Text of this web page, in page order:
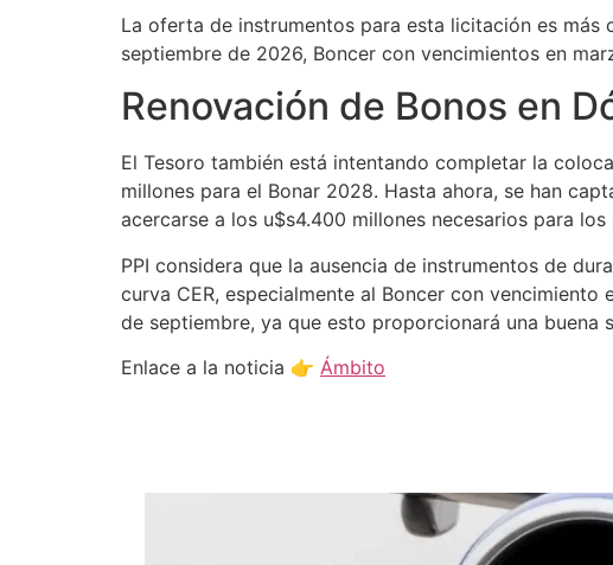
La oferta de instrumentos para esta licitación es más
septiembre de 2026, Boncer con vencimientos en
Renovación de Bonos en
El Tesoro también está intentando completar la
millones para el Bonar 2028. Hasta ahora, se han
acercarse a los u$s4.400 millones necesarios para
PPI considera que la ausencia de instrumentos de
curva CER, especialmente al Boncer con
de septiembre, ya que esto proporcionará una
Enlace a la noticia 👉 Ámbito